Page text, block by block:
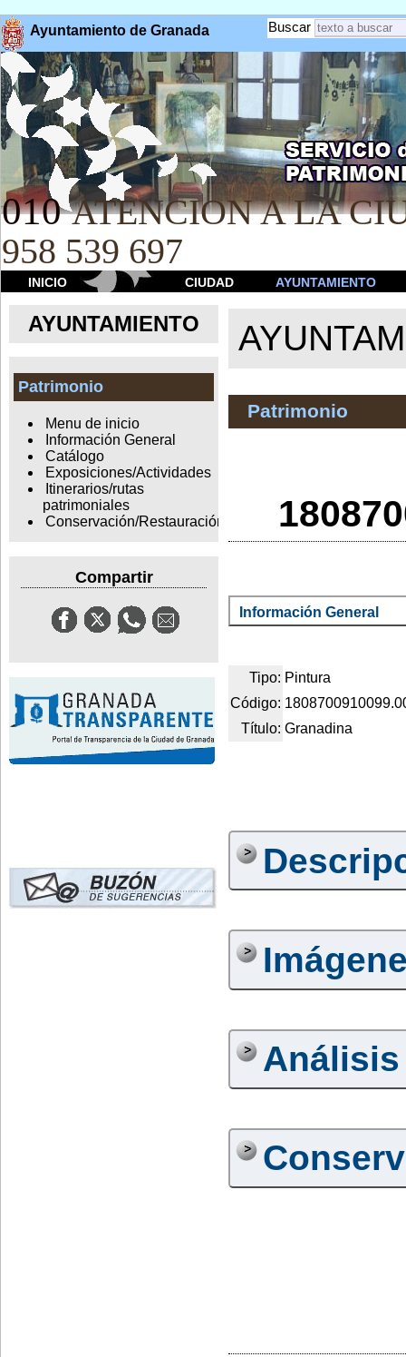
Ayuntamiento de Granada Buscar
010 ATENCION A LA
958 539 697
INICIO CIUDAD AYUNTAMIENTO
AYUNTAMIENTO
Patrimonio
Menu de inicio
Información General
Catálogo
Exposiciones/Actividades
Itinerarios/rutas
patrimoniales
Conservación/Restauración
Compartir
Patrimonio
Información General
Tipo: Pintura
Código:
Título: Granadina